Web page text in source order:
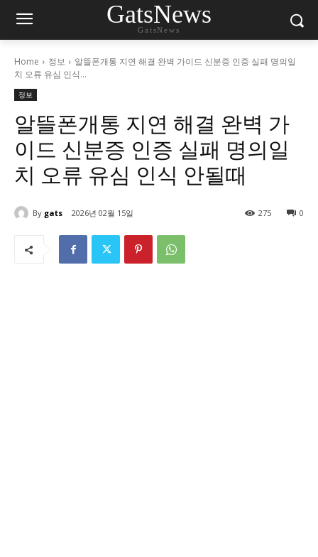
GatsNews
GatsNews
Home 정보
알뜰폰개통 지연 해결 완벽 가이드 신분증 인증 실패 명의일
치 오류 유심 인식...
정보
알뜰폰개통 지연 해결 완벽 가
이드 신분증 인증 실패 명의일
치 오류 유심 인식 안될때
By gats 2026년 02월 15일 0
275